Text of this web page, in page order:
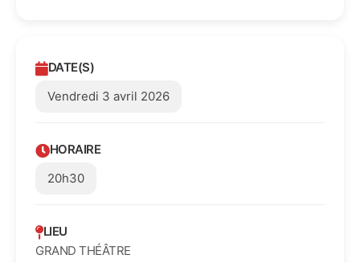
DATE(S)
Vendredi 3 avril 2026
HORAIRE
20h30
LIEU
GRAND THÉÂTRE